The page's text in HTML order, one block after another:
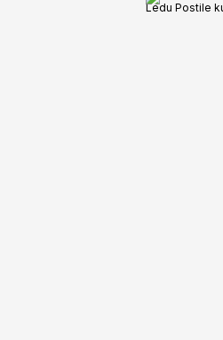
Ledu Postile